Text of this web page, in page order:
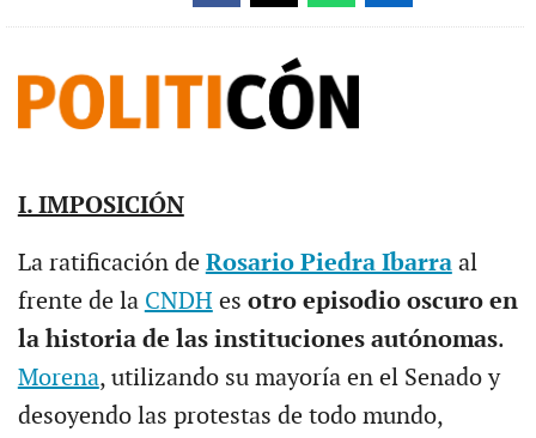
I. IMPOSICIÓN
La ratificación de Rosario Piedra Ibarraal
frente de la CNDH es otro episodio oscuro en
la historia de las instituciones autónomas.
Morena, utilizando su mayoría en el Senado y
desoyendo las protestas de todo mundo,